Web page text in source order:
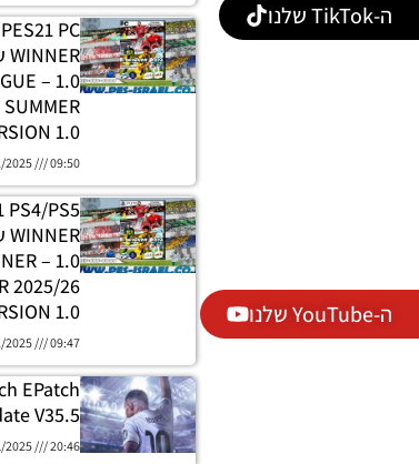
ה-TikTok שלנו
ה-YouTube שלנו
1.0
2025 09:50
2025/26
1.0
2025 09:47
EPatch
V35.5
2025 20:46